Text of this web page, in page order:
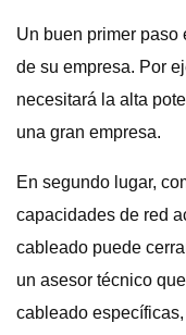
Un buen primer paso
de su empresa. Por
necesitará la alta
una gran empresa.
En segundo lugar,
capacidades de red
cableado puede
un asesor técnico
cableado